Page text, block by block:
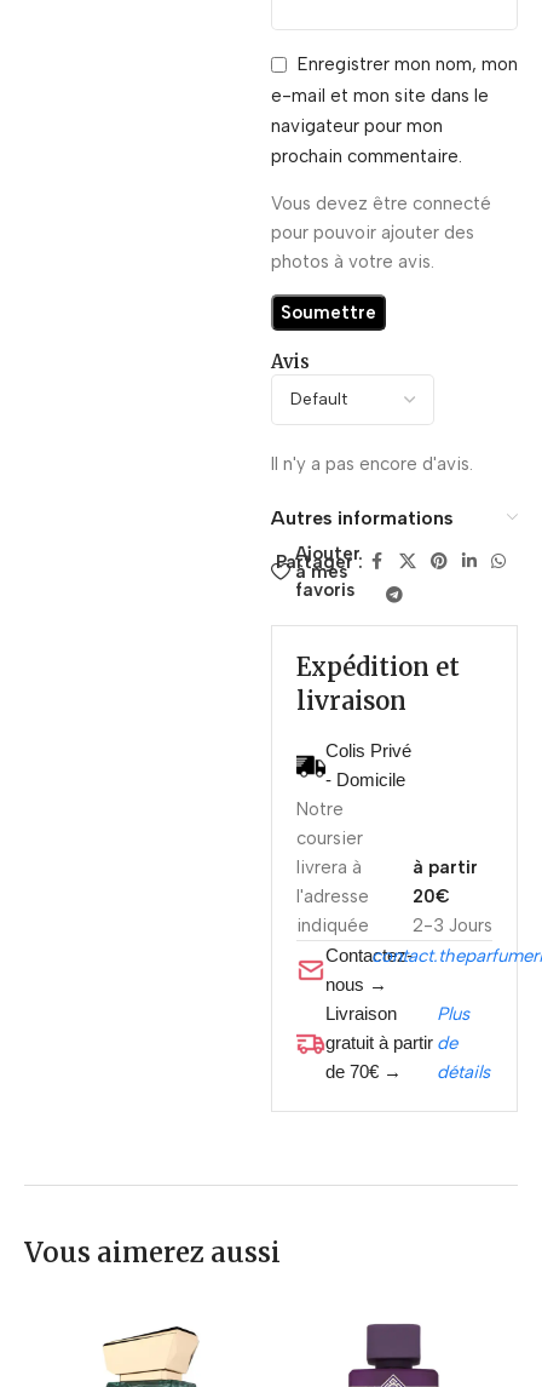
Avis
Il n'y a pas encore d'avis.
Enregistrer mon nom, mon
e-mail et mon site dans le
navigateur pour mon
prochain commentaire.
Vous devez être connecté
pour pouvoir ajouter des
photos à votre avis.
Autres informations
Ajouter
à mes
favoris
Partager :
Expédition et
livraison
Colis Privé
- Domicile
Notre
coursier
livrera à
l'adresse
indiquée
2-3 Jours
à partir
20€
Contactez-
nous →
Livraison
gratuit à partir
de 70€ →
Plus
de
détails
Vous aimerez aussi